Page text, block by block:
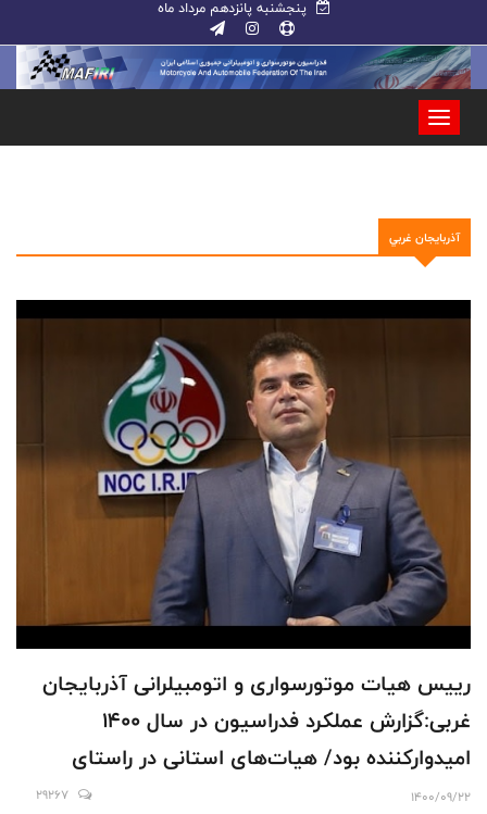
پنجشنبه پانزدهم مرداد ماه
آذربايجان غربي
رییس هیات موتورسواری و اتومبیلرانی آذربایجان
غربی:گزارش عملکرد فدراسیون در سال ۱۴۰۰
امیدوارکننده بود/ هیات‌های استانی در راستای
توسعه موتورسواری و اتومبیلرانی قدم برمی‌دارند
1400/09/22
29267